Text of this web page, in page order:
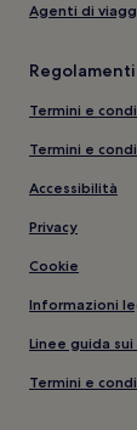
Agenti di
Regolamenti
Termini e
Termini e
Accessibilità
Privacy
Cookie
Informazioni
Linee guida
Termini e